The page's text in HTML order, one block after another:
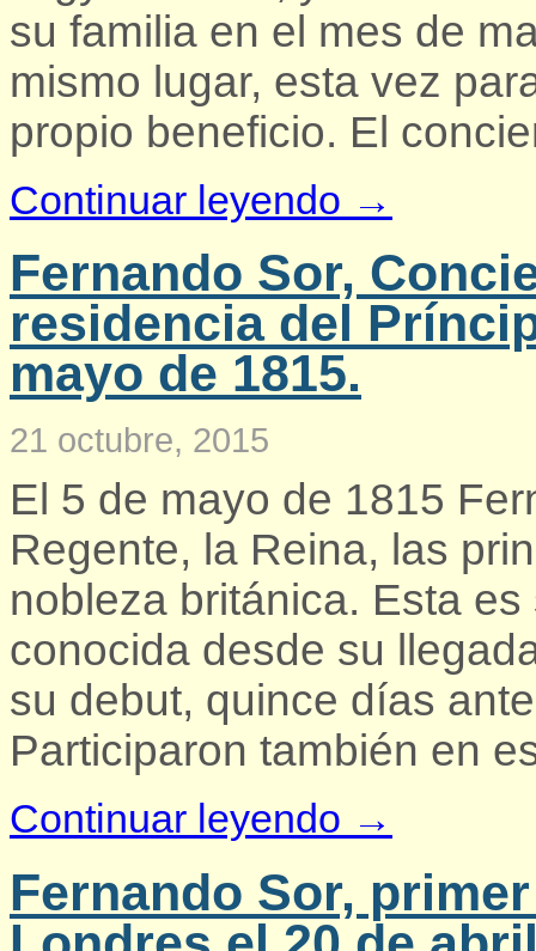
su familia en el mes de
mismo lugar, esta vez
propio beneficio. El
Continuar leyendo →
Fernando Sor,
residencia del
mayo de 1815.
21 octubre, 2015
El 5 de mayo de 1815
Regente, la Reina, las
nobleza británica. Esta
conocida desde su
su debut, quince días
Participaron también en
Continuar leyendo →
Fernando Sor,